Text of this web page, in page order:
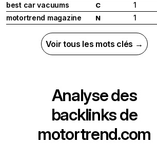
best car vacuums
C
1
motortrend magazine
N 1
Voir tous les mots clés →
Analyse des
backlinks de
motortrend.com